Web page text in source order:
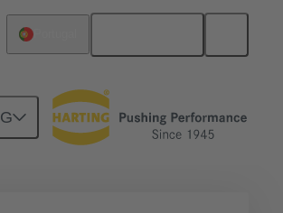
connection 02 02 160 2804